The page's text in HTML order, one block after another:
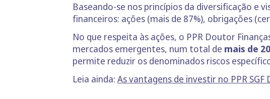
Baseando-se nos princípios da diversificação e
financeiros: ações (mais de 87%), obrigações
No que respeita às ações, o PPR Doutor
mercados emergentes, num total de mais de
permite reduzir os denominados riscos
Leia ainda: As vantagens de investir no PPR